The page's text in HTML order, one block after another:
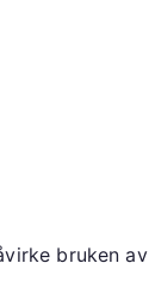
bruken